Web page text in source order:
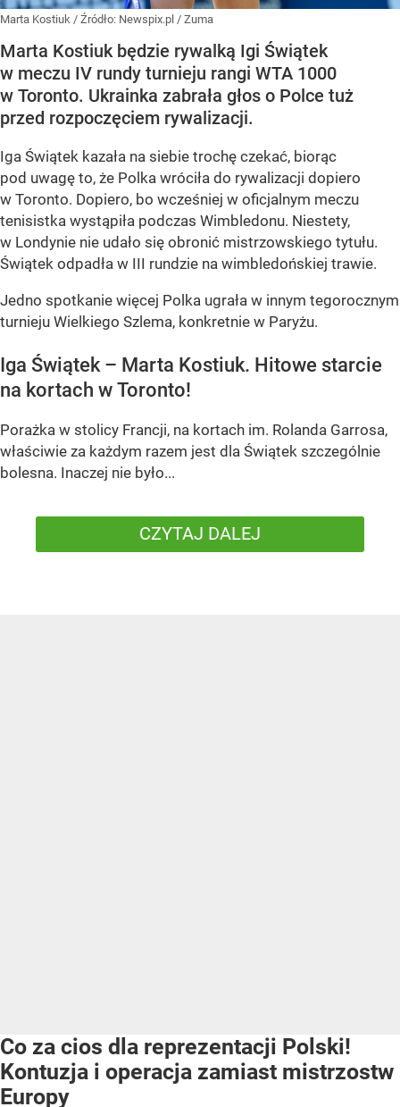
Marta Kostiuk / Źródło: Newspix.pl / Zuma
Marta Kostiuk będzie rywalką Igi Świątek
w meczu IV rundy turnieju rangi WTA 1000
w Toronto. Ukrainka zabrała głos o Polce tuż
przed rozpoczęciem rywalizacji.
Iga Świątek kazała na siebie trochę czekać, biorąc
pod uwagę to, że Polka wróciła do rywalizacji dopiero
w Toronto. Dopiero, bo wcześniej w oficjalnym meczu
tenisistka wystąpiła podczas Wimbledonu. Niestety,
w Londynie nie udało się obronić mistrzowskiego tytułu.
Świątek odpadła w III rundzie na wimbledońskiej trawie.
Jedno spotkanie więcej Polka ugrała w innym tegorocznym
turnieju Wielkiego Szlema, konkretnie w Paryżu.
Iga Świątek – Marta Kostiuk. Hitowe starcie
na kortach w Toronto!
Porażka w stolicy Francji, na kortach im. Rolanda Garrosa,
właściwie za każdym razem jest dla Świątek szczególnie
bolesna. Inaczej nie było...
CZYTAJ DALEJ
Co za cios dla reprezentacji Polski!
Kontuzja i operacja zamiast mistrzostw
Europy